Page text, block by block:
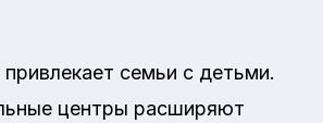
семьи с детьми.
центры расширяют